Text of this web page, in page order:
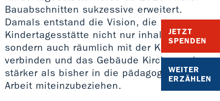
JETZT
SPENDEN
WEITER
ERZÄHLEN
Bauabschnitten sukzessive erweitert.
Damals entstand die Vision, die
Kindertagesstätte nicht nur inhaltlich,
sondern auch räumlich mit der Kirche zu
verbinden und das Gebäude Kirche noch
stärker als bisher in die pädagogische
Arbeit miteinzubeziehen.